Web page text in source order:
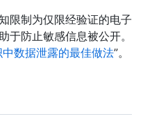
限制为仅限经验证的电子
于防止敏感信息被公开。
中数据泄露的最佳做法”。